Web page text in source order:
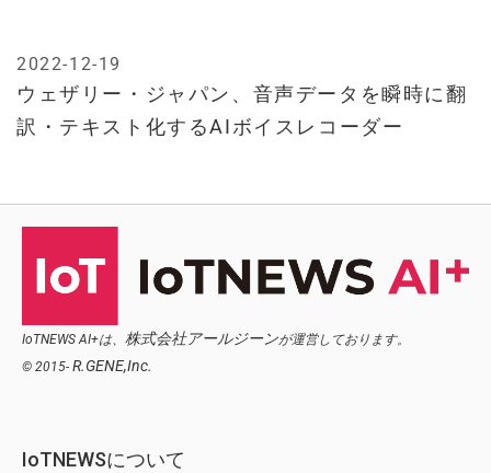
ウェザリー・ジャパン、音声データを瞬時に翻
訳・テキスト化するAIボイスレコーダー
2022-12-19
IoTNEWS AI+は、 株式会社アールジーンが運営しております。
© 2015- R.GENE,Inc.
IoTNEWSについて